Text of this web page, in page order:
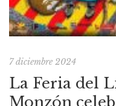
7 diciembre 2024
La Feria del
Monzón